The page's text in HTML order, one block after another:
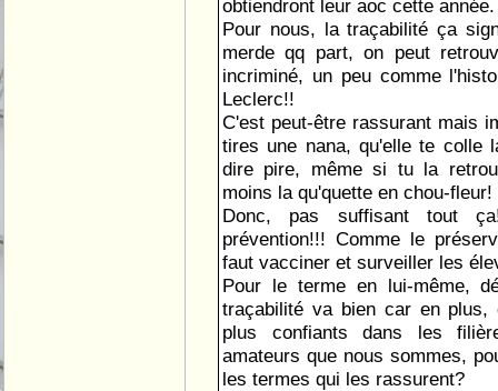
obtiendront leur aoc cette année.
Pour nous, la traçabilité ça
merde qq part, on peut
incriminé, un peu comme
Leclerc!!
C'est peut-être rassurant mais
tires une nana, qu'elle te colle
dire pire, même si tu la
moins la qu'quette en chou-fleur!
Donc, pas suffisant tout
prévention!!! Comme le
faut vacciner et surveiller les
Pour le terme en lui-même,
traçabilité va bien car en plus,
plus confiants dans les
amateurs que nous sommes,
les termes qui les rassurent?